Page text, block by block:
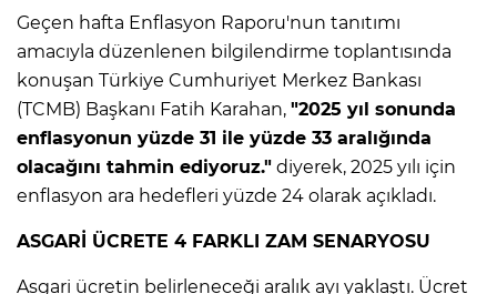
Geçen hafta Enflasyon Raporu'nun tanıtımı
amacıyla düzenlenen bilgilendirme toplantısında
konuşan Türkiye Cumhuriyet Merkez Bankası
(TCMB) Başkanı Fatih Karahan, "2025 yıl sonunda
enflasyonun yüzde 31 ile yüzde 33 aralığında
olacağını tahmin ediyoruz." diyerek, 2025 yılı için
enflasyon ara hedefleri yüzde 24 olarak açıkladı.
ASGARİ ÜCRETE 4 FARKLI ZAM SENARYOSU
Asgari ücretin belirleneceği aralık ayı yaklaştı. Ücret